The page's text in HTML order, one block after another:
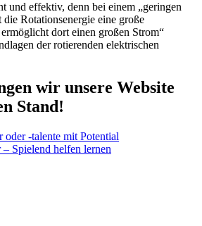
und effektiv, denn bei einem „geringen
Rotationsenergie eine große
dort einen großen Strom“
der rotierenden elektrischen
wir unsere Website
Stand!